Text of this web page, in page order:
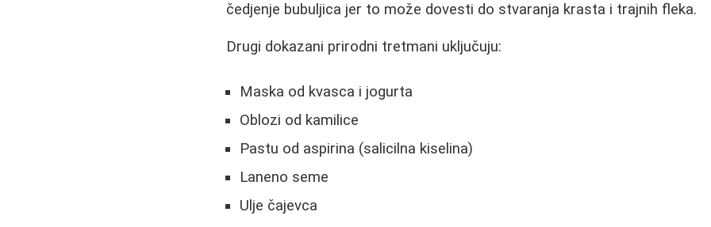
čedjenje bubuljica jer to može dovesti do stvaranja krasta i trajnih fleka.
Drugi dokazani prirodni tretmani uključuju:
Maska od kvasca i jogurta
Oblozi od kamilice
Pastu od aspirina (salicilna kiselina)
Laneno seme
Ulje čajevca